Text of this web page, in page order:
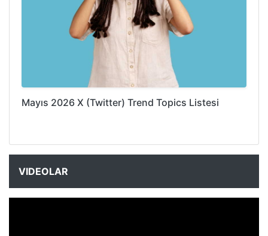
Mayıs 2026 X (Twitter) Trend Topics Listesi
VIDEOLAR